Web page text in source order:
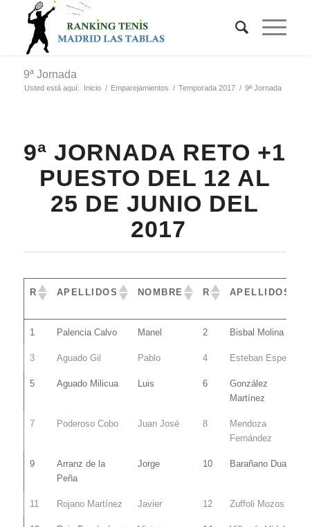
9ª Jornada
Usted está aquí: Inicio / Emparejamientos / Temporada 2017 / 9ª Jornada
9ª JORNADA RETO +1
PUESTO DEL 12 AL
25 DE JUNIO DEL
2017
R APELLIDOS NOMBRE R APELLIDOS
R APELLIDOS NOMBRE R APELLIDOS
1 Palencia Calvo Manel 2 Bisbal Molina
3 Aguado Gil Pablo 4 Esteban Espeja
5 Aguado Milicua Luis 6
González
Martínez
7 Poderoso Cobo Juan José 8
Mendoza
Fernández
9
Arranz de la
Peña
Jorge 10 Barañano Duarte
11 Rojano Martínez Javier 12 Zuffoli Mozos